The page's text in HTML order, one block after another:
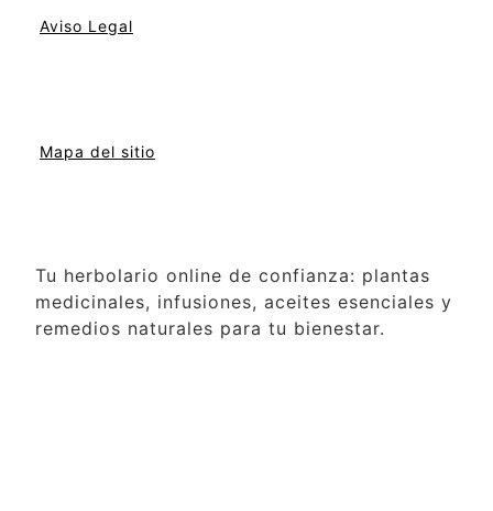
Aviso Legal
Mapa del sitio
Tu herbolario online de confianza: plantas
medicinales, infusiones, aceites esenciales y
remedios naturales para tu bienestar.